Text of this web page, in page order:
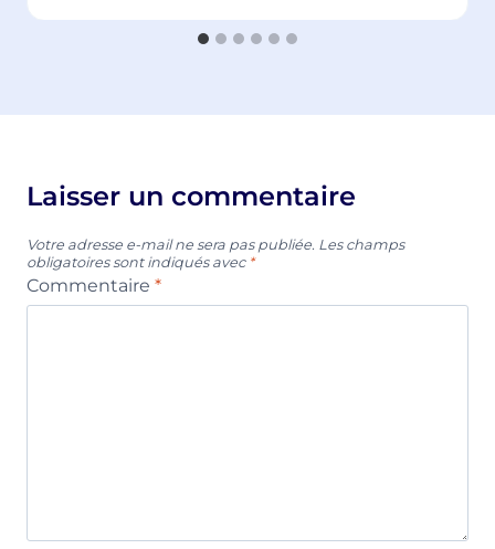
Laisser un commentaire
Votre adresse e-mail ne sera pas publiée. Les champs
obligatoires sont indiqués avec *
Commentaire *